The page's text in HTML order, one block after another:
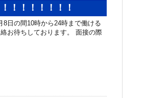
！！！！！！！
日の間10時から24時まで働ける
お待ちしております。 面接の際